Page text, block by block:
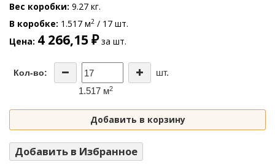
Вес коробки 9.27 кг.
В коробке 1.517 м2 / 17 шт.
Цена 4 266,15 ₽за шт.
Кол-во:
шт.
1.517 м2
Добавить в корзину
Добавить в Избранное